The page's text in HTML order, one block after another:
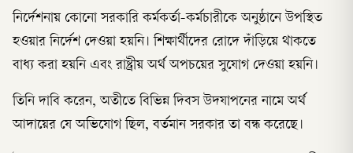
নির্দেশনায় কোনো সরকারি কর্মকর্তা-কর্মচারীকে অনুষ্ঠানে উপস্থিত
হওয়ার নির্দেশ দেওয়া হয়নি। শিক্ষার্থীদের রোদে দাঁড়িয়ে থাকতে
বাধ্য করা হয়নি এবং রাষ্ট্রীয় অর্থ অপচয়ের সুযোগ দেওয়া হয়নি।
তিনি দাবি করেন, অতীতে বিভিন্ন দিবস উদযাপনের নামে অর্থ
আদায়ের যে অভিযোগ ছিল, বর্তমান সরকার তা বন্ধ করেছে।